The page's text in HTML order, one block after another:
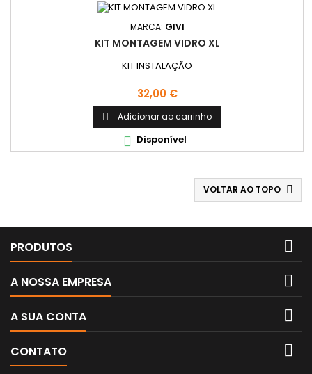
MARCA: GIVI
KIT MONTAGEM VIDRO XL
KIT INSTALAÇÃO
Preço
32,00 €
 Adicionar ao carrinho
 Disponível
VOLTAR AO TOPO 
PRODUTOS 
A NOSSA EMPRESA 
A SUA CONTA 
CONTATO 